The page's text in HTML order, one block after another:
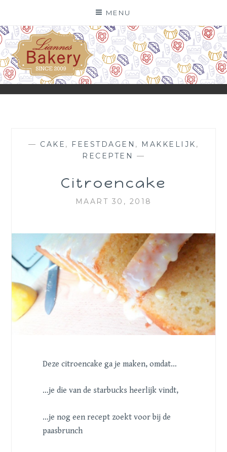
content
MENU
— CAKE , FEESTDAGEN , MAKKELIJK ,
RECEPTEN
—
Citroencake
MAART 30, 2018
Deze citroencake ga je maken, omdat…
…je die van de starbucks heerlijk vindt,
…je nog een recept zoekt voor bij de
paasbrunch